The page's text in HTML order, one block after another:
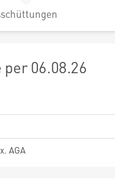
06.08.26
AGA